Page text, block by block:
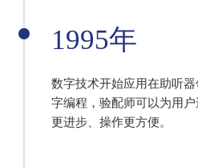
1995年
数字技术开始应用在助听
字编程，验配师可以为用
更进步、操作更方便。